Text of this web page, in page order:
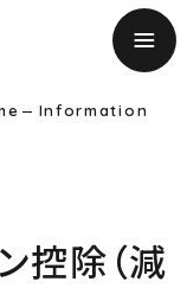
Information
控除（減